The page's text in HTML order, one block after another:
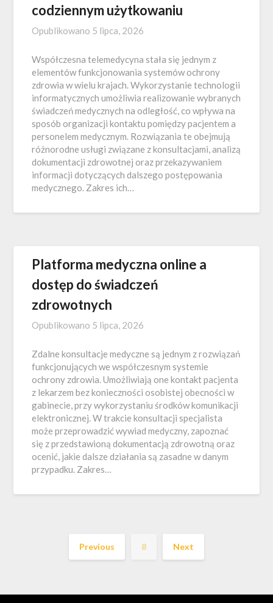
codziennym użytkowaniu
Opublikowano 5 lipca, 2026
Współczesna telemedycyna stała się jednym z
elementów funkcjonowania systemów ochrony
zdrowia w wielu krajach. Wykorzystanie technologii
informatycznych umożliwia realizowanie wybranych
świadczeń medycznych na odległość, co wpływa na
sposób organizacji kontaktu pomiędzy pacjentem a
personelem medycznym. Rozwiązania te obejmują
różnorodne usługi związane z konsultacjami, analizą
dokumentacji zdrowotnej oraz przekazywaniem
informacji dotyczących dalszego postępowania
medycznego. Zakres ich…
Platforma medyczna online a
dostęp do świadczeń
zdrowotnych
Opublikowano 5 lipca, 2026
Zdalne konsultacje medyczne są jednym z rozwiązań
funkcjonujących we współczesnym systemie
ochrony zdrowia. Umożliwiają one kontakt pacjenta
z lekarzem bez konieczności osobistej obecności w
gabinecie, przy wykorzystaniu środków komunikacji
elektronicznej. W trakcie konsultacji specjalista
może przeprowadzić wywiad medyczny, zapoznać
się z przedstawioną dokumentacją zdrowotną oraz
ocenić, jakie dalsze działania są zasadne w danym
przypadku. Zakres…
Previous 8 Next